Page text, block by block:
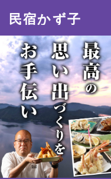
民宿かず子